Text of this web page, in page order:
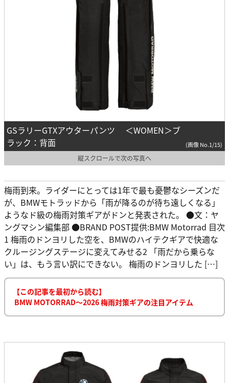
GSラリーGTXアウターパンツ ＜WOMEN＞ブ
ラック：背面
(画像 No.1/15)
縦スクロールで次の写真へ
梅雨到来。ライダーにとっては1年で最も憂鬱なシーズンだ
が、BMWモトラッドから「雨が降るのが待ち遠しくなる」
ようなド級の梅雨対策ギアがドンと発表された。 ●文：ヤ
ングマシン編集部 ●BRAND POST提供:BMW Motorrad 目次
1 梅雨のドンヨリした空を、BMWのハイテクギアで快適な
クルージングステージに変えてみせる2 「雨だから乗らな
い」は、もう言い訳にできない。 梅雨のドンヨリした […]
【この記事を最初から読む】
BMW MOTORRAD〜2026 梅雨対策ギアの注目アイテム